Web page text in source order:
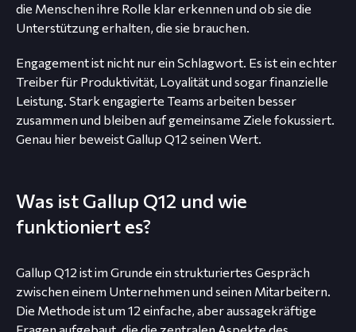
die Menschen ihre Rolle klar erkennen und ob sie die
Unterstützung erhalten, die sie brauchen.
Engagement ist nicht nur ein Schlagwort. Es ist ein echter
Treiber für Produktivität, Loyalität und sogar finanzielle
Leistung. Stark engagierte Teams arbeiten besser
zusammen und bleiben auf gemeinsame Ziele fokussiert.
Genau hier beweist Gallup Q12 seinen Wert.
Was ist Gallup Q12 und wie
funktioniert es?
Gallup Q12 ist im Grunde ein strukturiertes Gespräch
zwischen einem Unternehmen und seinen Mitarbeitern.
Die Methode ist um 12 einfache, aber aussagekräftige